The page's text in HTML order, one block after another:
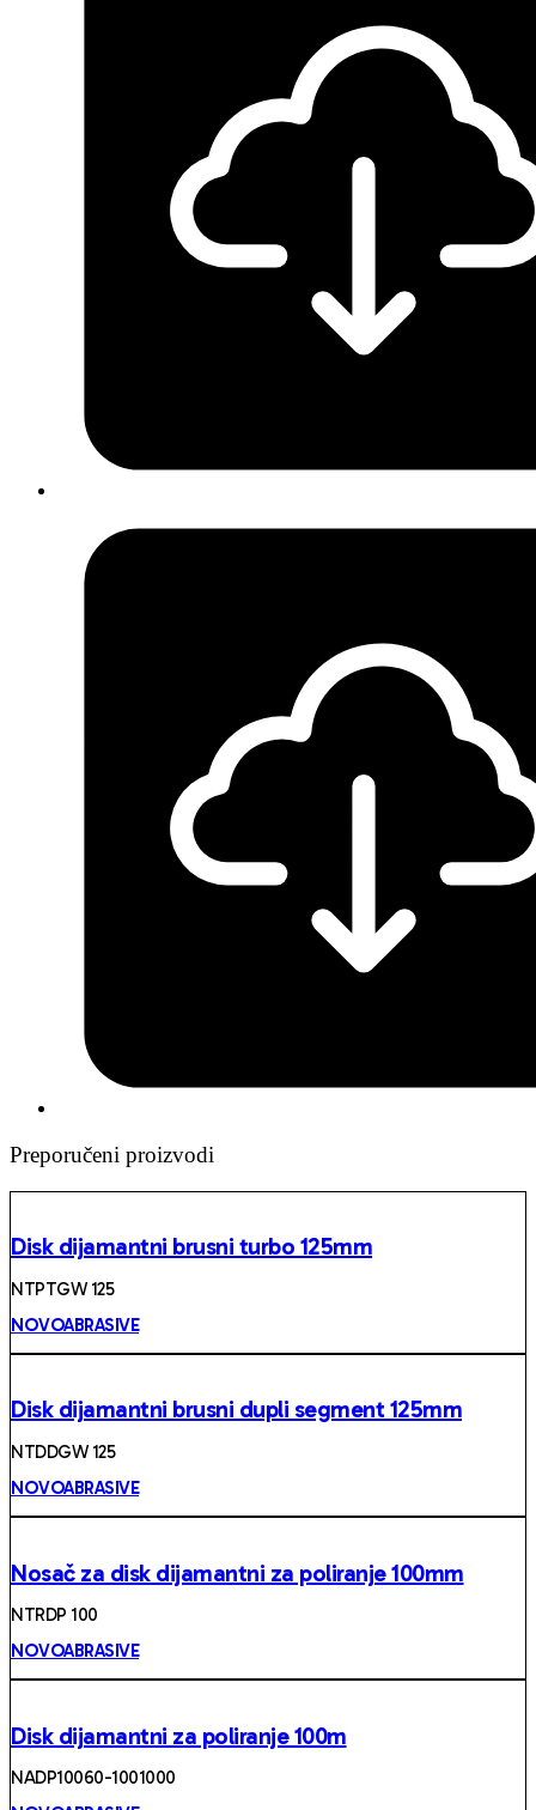
Preporučeni proizvodi
Disk dijamantni brusni turbo 125mm
NTPTGW 125
NOVOABRASIVE
Disk dijamantni brusni dupli segment 125mm
NTDDGW 125
NOVOABRASIVE
Nosač za disk dijamantni za poliranje 100mm
NTRDP 100
NOVOABRASIVE
Disk dijamantni za poliranje 100m
NADP10060-1001000